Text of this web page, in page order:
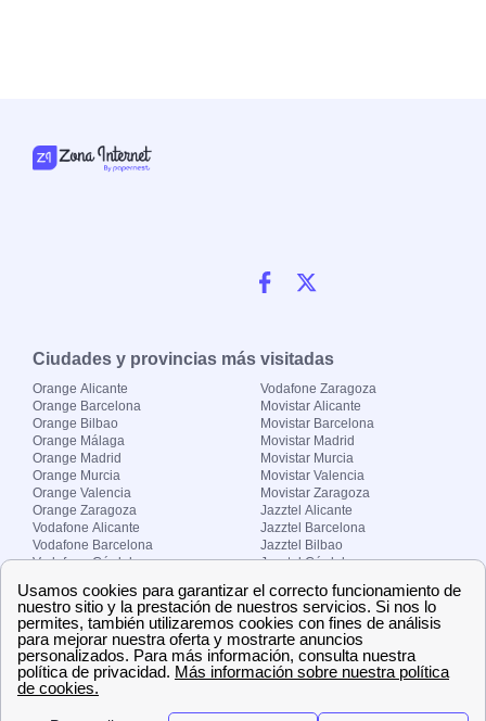
Ciudades y provincias más visitadas
Orange Alicante
Orange Barcelona
Orange Bilbao
Orange Málaga
Orange Madrid
Orange Murcia
Orange Valencia
Orange Zaragoza
Vodafone Alicante
Vodafone Barcelona
Vodafone Córdoba
Vodafone Madrid
Vodafone Murcia
Vodafone Valencia
Vodafone Zaragoza
Movistar Alicante
Movistar Barcelona
Movistar Madrid
Movistar Murcia
Movistar Valencia
Movistar Zaragoza
Jazztel Alicante
Jazztel Barcelona
Jazztel Bilbao
Jazztel Córdoba
Jazztel Málaga
Jazztel Valencia
Jazztel Zaragoza
Sobre Zona-internet.com
¿Quiénes somos?
El grupo papernest